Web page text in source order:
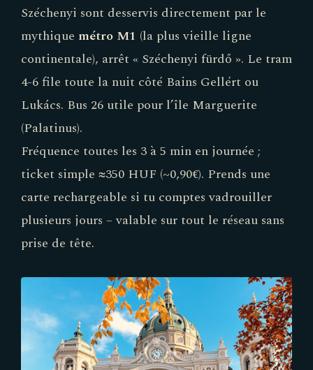
Széchenyi sont desservis directement par le
mythique métro M1 (la plus vieille ligne
continentale), arrêt « Széchenyi fürdő ». Le tram
4-6 file toute la nuit côté Bains Gellért ou
Lukács. Bus 26 utile pour l’île Marguerite
(Palatinus).
Fréquence toutes les 3 à 5 min en journée ;
ticket simple ≈350 HUF (~0,90€). Prends une
carte rechargeable si tu comptes vadrouiller
plusieurs jours – valable sur tout le réseau sans
prise de tête.